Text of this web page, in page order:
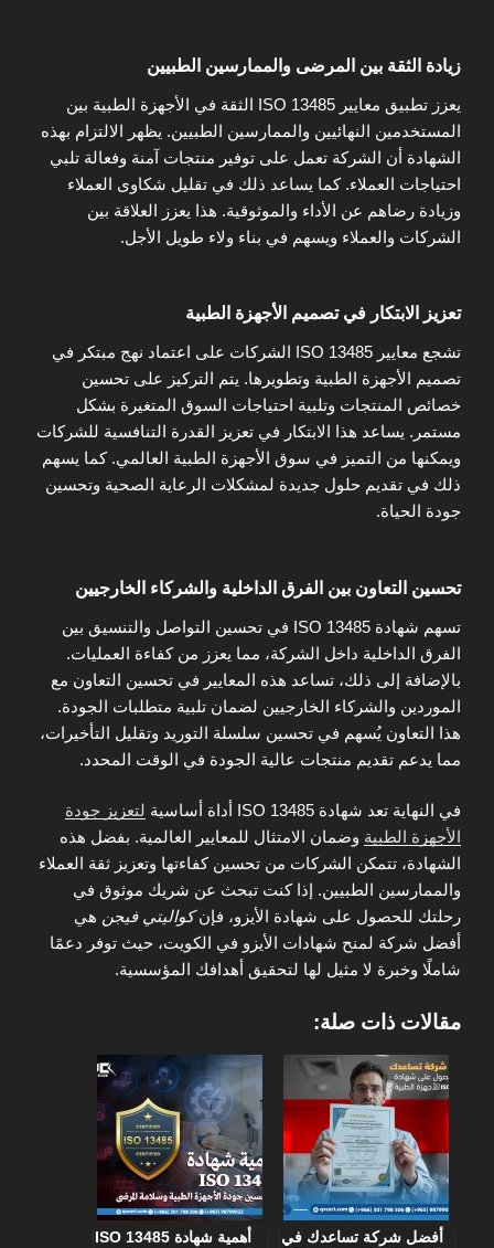
زيادة الثقة بين المرضى والممارسين الطبيين
يعزز تطبيق معايير ISO 13485 الثقة في الأجهزة الطبية بين
المستخدمين النهائيين والممارسين الطبيين. يظهر الالتزام بهذه
الشهادة أن الشركة تعمل على توفير منتجات آمنة وفعالة تلبي
احتياجات العملاء. كما يساعد ذلك في تقليل شكاوى العملاء
وزيادة رضاهم عن الأداء والموثوقية. هذا يعزز العلاقة بين
الشركات والعملاء ويسهم في بناء ولاء طويل الأجل.
تعزيز الابتكار في تصميم الأجهزة الطبية
تشجع معايير ISO 13485 الشركات على اعتماد نهج مبتكر في
تصميم الأجهزة الطبية وتطويرها. يتم التركيز على تحسين
خصائص المنتجات وتلبية احتياجات السوق المتغيرة بشكل
مستمر. يساعد هذا الابتكار في تعزيز القدرة التنافسية للشركات
ويمكنها من التميز في سوق الأجهزة الطبية العالمي. كما يسهم
ذلك في تقديم حلول جديدة لمشكلات الرعاية الصحية وتحسين
جودة الحياة.
تحسين التعاون بين الفرق الداخلية والشركاء الخارجيين
تسهم شهادة ISO 13485 في تحسين التواصل والتنسيق بين
الفرق الداخلية داخل الشركة، مما يعزز من كفاءة العمليات.
بالإضافة إلى ذلك، تساعد هذه المعايير في تحسين التعاون مع
الموردين والشركاء الخارجيين لضمان تلبية متطلبات الجودة.
هذا التعاون يُسهم في تحسين سلسلة التوريد وتقليل التأخيرات،
مما يدعم تقديم منتجات عالية الجودة في الوقت المحدد.
في النهاية تعد شهادة ISO 13485 أداة أساسية
لتعزيز جودة
الأجهزة الطبية وضمان الامتثال للمعايير العالمية. بفضل هذه
الشهادة، تتمكن الشركات من تحسين كفاءتها وتعزيز ثقة العملاء
والممارسين الطبيين. إذا كنت تبحث عن شريك موثوق في
رحلتك للحصول على شهادة الأيزو، فإنكواليتي فيجن هي
أفضل شركة لمنح شهادات الأيزو في الكويت، حيث توفر دعمًا
شاملًا وخبرة لا مثيل لها لتحقيق أهدافك المؤسسية.
مقالات ذات صلة:
أفضل شركة تساعدك في
أهمية شهادة ISO 13485